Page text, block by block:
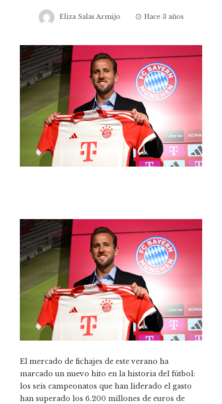
Eliza Salas Armijo Hace 3 años
El mercado de fichajes de este verano ha
marcado un nuevo hito en la historia del fútbol:
los seis campeonatos que han liderado el gasto
han superado los 6.200 millones de euros de